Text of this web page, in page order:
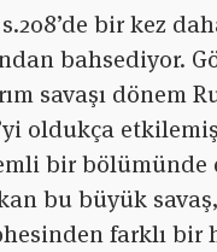
bir kez
bahsediyor.
savaşı dönem
oldukça
bir bölümünde
bu büyük
farklı bir